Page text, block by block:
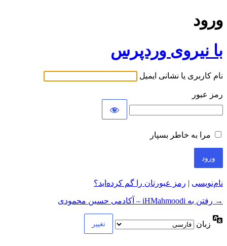
ورود
با نیروی وردپرس
نام کاربری یا نشانی ایمیل
رمز عبور
مرا به خاطر بسپار
نام‌نویسی | رمز عبورتان را گم کرده‌اید؟
→ رفتن به iHMahmoodi – آکادمی حسین محمودی
زبان